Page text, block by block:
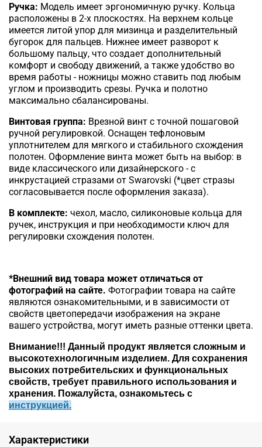
Ручка: Модель имеет эргономичную ручку. Кольца
расположены в 2-х плоскостях. На верхнем кольце
имеется литой упор для мизинца и разделительный
бугорок для пальцев. Нижнее имеет разворот к
большому пальцу, что создает дополнительный
комфорт и свободу движений, а также удобство во
время работы - ножницы можно ставить под любым
углом и производить срезы. Ручка и полотно
максимально сбалансированы.
Винтовая группа: Врезной винт с точной пошаговой
ручной регулировкой. Оснащен тефлоновым
уплотнителем для мягкого и стабильного схождения
полотен. Оформление винта может быть на выбор: в
виде классического или дизайнерского - с
инкрустацией стразами от Swarovski (*цвет стразы
согласовывается после оформления заказа).
В комплекте: чехол, масло, силиконовые кольца для
ручек, инструкция и при необходимости ключ для
регулировки схождения полотен.
*Внешний вид товара может отличаться от
фотографий на сайте. Фотографии товара на сайте
являются ознакомительными, и в зависимости от
свойств цветопередачи изображения на экране
вашего устройства, могут иметь разные оттенки цвета.
Внимание!!! Данный продукт является сложным и
высокотехнологичным изделием. Для сохранения
высоких потребительских и функциональных
свойств, требует правильного использования и
хранения. Пожалуйста, ознакомьтесь c
инструкцией.
Характеристики